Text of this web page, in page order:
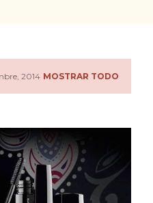
2014 MOSTRAR TODO